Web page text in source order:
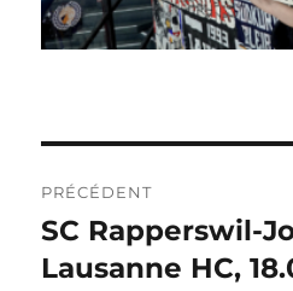
DE
L’ARTICLE
PRÉCÉDENT
Publication
précédente :
SC Rapperswil-
Lausanne HC,